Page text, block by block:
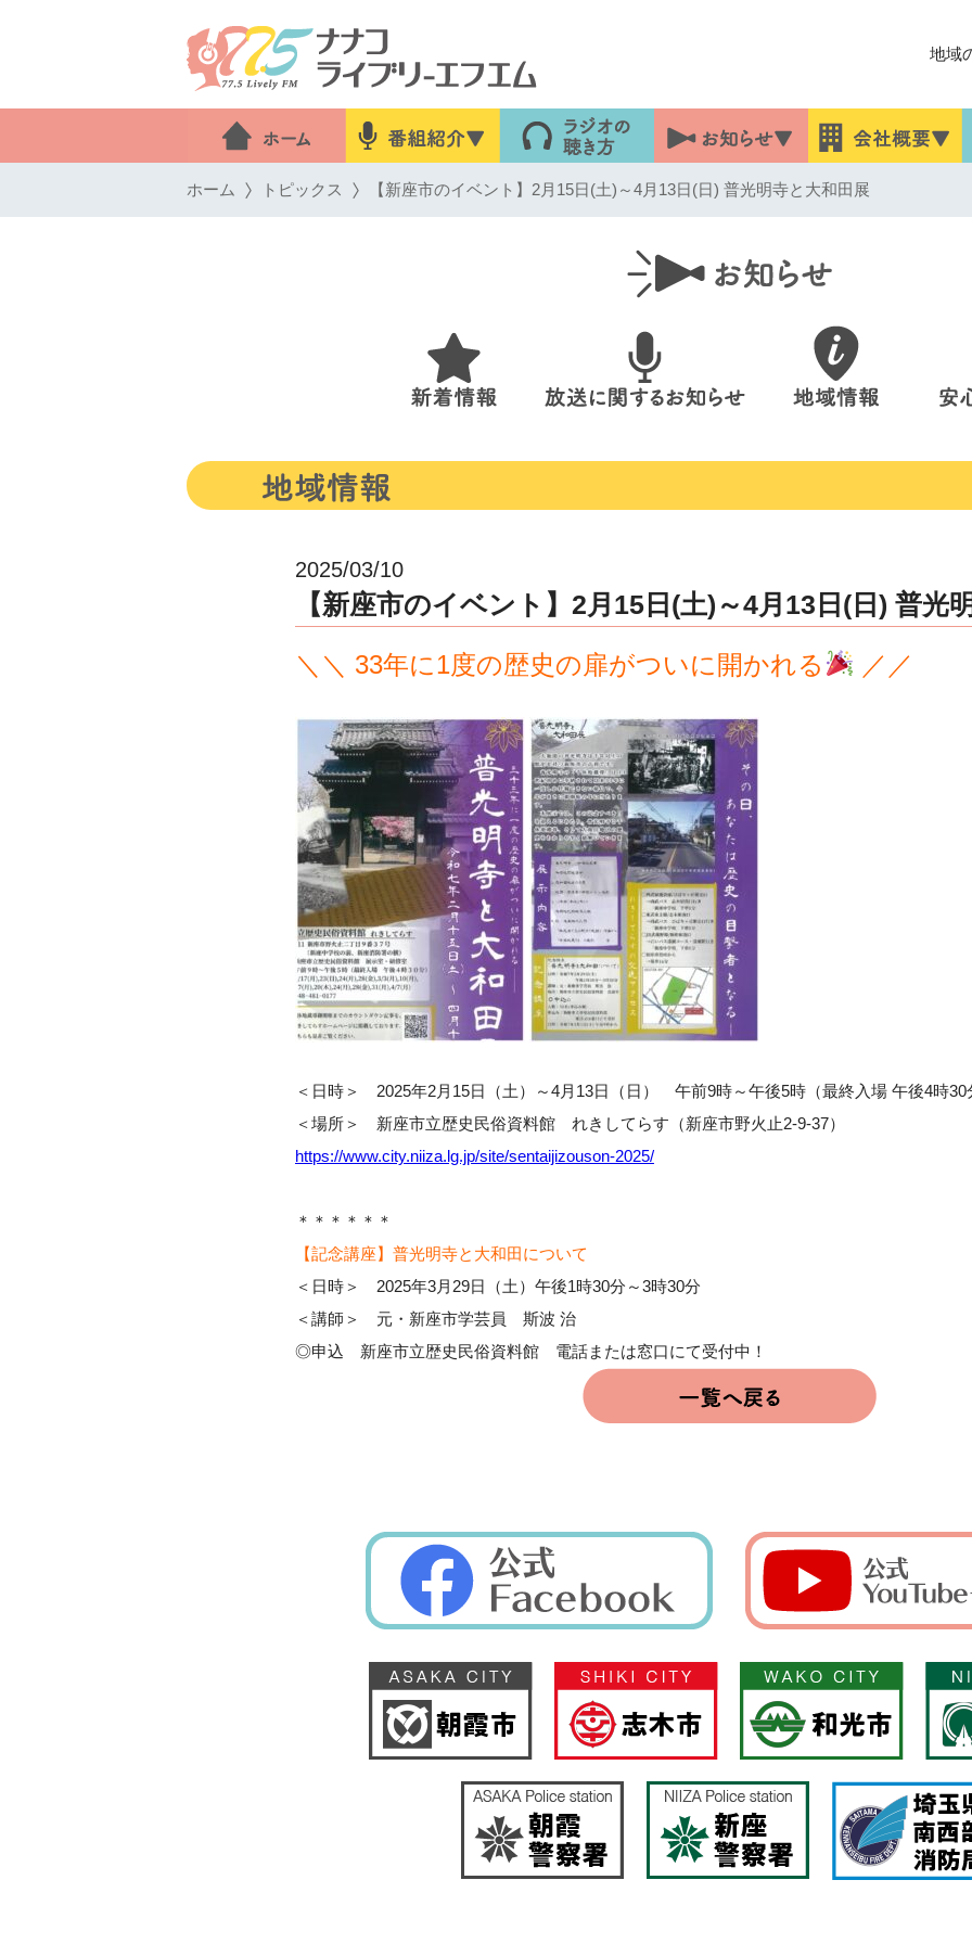
地域
ホーム トピックス 【新座市のイベント】2月15日(土)～4月13日(日) 普光明寺と大和田展
2025/03/10
【新座市のイベント】2月15日(土)～4月13日(日) 普光
＼＼ 33年に1度の歴史の扉がついに開かれる ／／
＜日時＞ 2025年2月15日（土）～4月13日（日） 午前9時～午後5時（最終入場 午後4時30
＜場所＞ 新座市立歴史民俗資料館 れきしてらす（新座市野火止2-9-37）
https://www.city.niiza.lg.jp/site/sentaijizouson-2025/
＊＊＊＊＊＊
【記念講座】普光明寺と大和田について
＜日時＞ 2025年3月29日（土）午後1時30分～3時30分
＜講師＞ 元・新座市学芸員 斯波 治
◎申込 新座市立歴史民俗資料館 電話または窓口にて受付中！